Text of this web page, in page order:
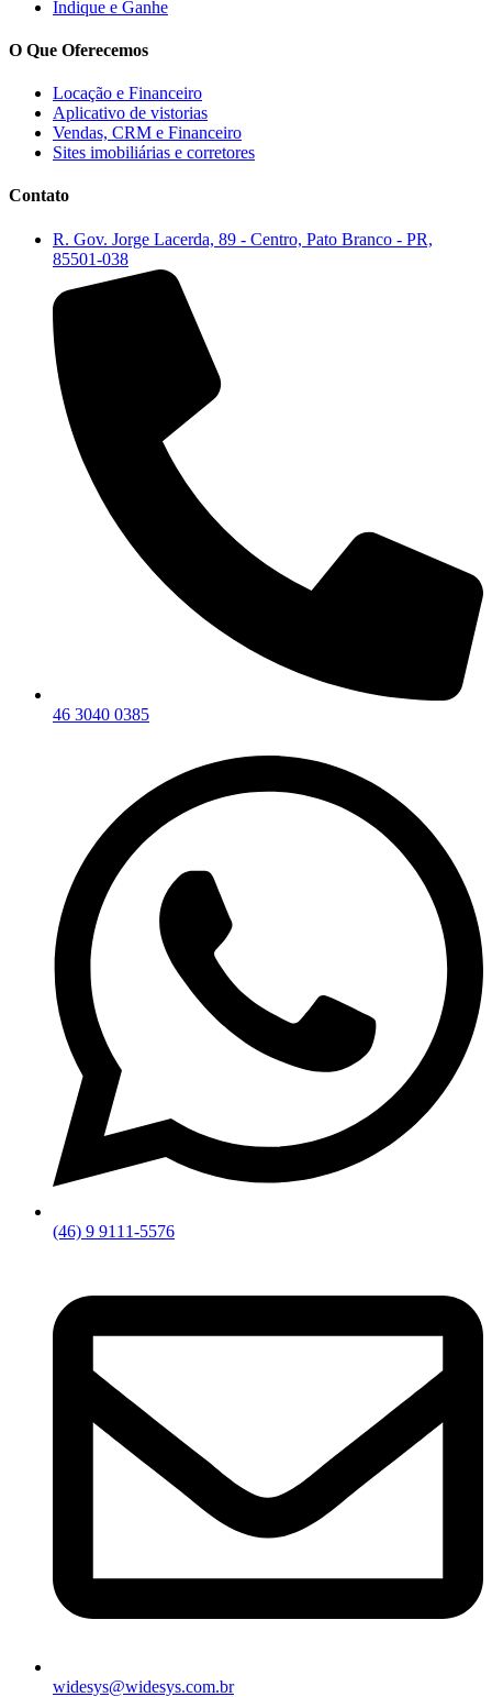
Indique e Ganhe
O Que Oferecemos
Locação e Financeiro
Aplicativo de vistorias
Vendas, CRM e Financeiro
Sites imobiliárias e corretores
Contato
R. Gov. Jorge Lacerda, 89 - Centro, Pato Branco - PR,
85501-038
46 3040 0385
(46) 9 9111-5576
widesys@widesys.com.br